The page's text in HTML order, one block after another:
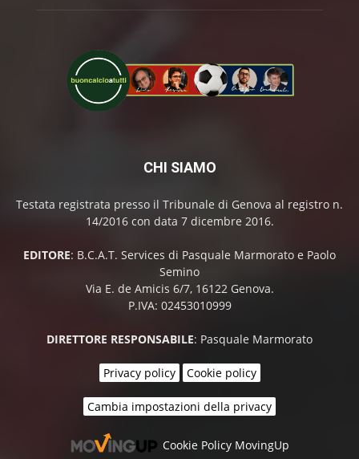
CHI SIAMO
Testata registrata presso il Tribunale di Genova al registro n.
14/2016 con data 7 dicembre 2016.
EDITORE: B.C.A.T. Services di Pasquale Marmorato e Paolo
Semino
Via E. de Amicis 6/7, 16122 Genova.
P.IVA: 02453010999
DIRETTORE RESPONSABILE: Pasquale Marmorato
Privacy policy Cookie policy
Cambia impostazioni della privacy
Cookie Policy MovingUp